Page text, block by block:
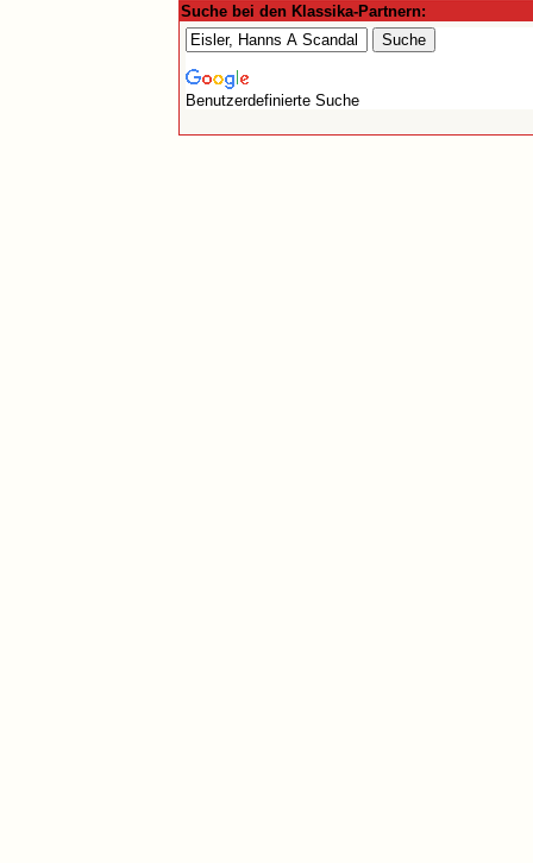
Suche bei den Klassika-Partnern:
Benutzerdefinierte Suche